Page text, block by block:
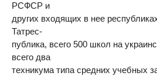
РСФСР и
других входящих в нее
Татрес-
публика, всего 500 школ на
всего два
техникума типа средних учебных